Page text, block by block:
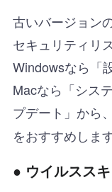
古いバージョン
セキュリティリ
Windowsなら「
Macなら「シス
プデート」から、
をおすすめします
● ウイルスス